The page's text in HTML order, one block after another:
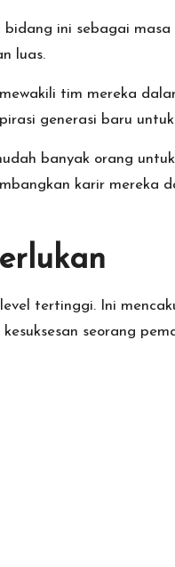
bidang ini sebagai
luas.
tim mereka
generasi baru
banyak orang
karir mereka
tertinggi. Ini
seorang